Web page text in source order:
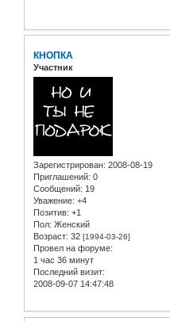
КНОПКА
Участник
Зарегистрирован: 2008-08-19
Приглашений: 0
Сообщений: 19
Уважение: +4
Позитив: +1
Пол: Женский
Возраст: 32 [1994-03-26]
Провел на форуме:
1 час 36 минут
Последний визит:
2008-09-07 14:47:48